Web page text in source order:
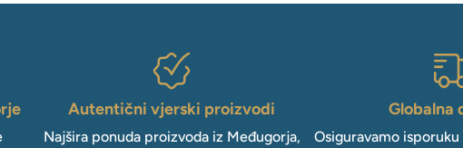
Autentični vjerski proizvodi
Najšira ponuda proizvoda iz Međugorja,
Globalna
Osiguravamo